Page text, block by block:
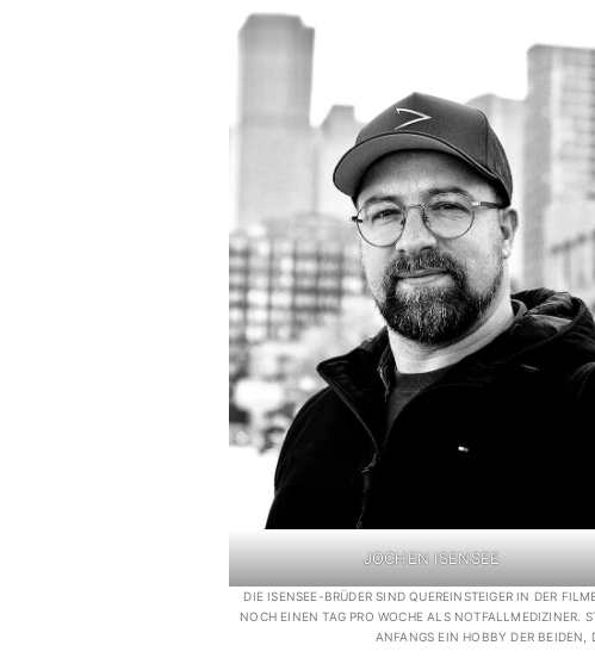
JOCHEN ISENSEE
DIE ISENSEE-BRÜDER SIND QUEREINSTEIGER IN DER
NOCH EINEN TAG PRO WOCHE ALS NOTFALLMEDIZINER.
ANFANGS EIN HOBBY DER BEIDEN,